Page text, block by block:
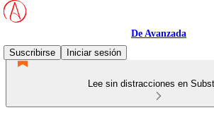
De Avanzada
Suscribirse
Iniciar sesión
Lee sin distracciones en